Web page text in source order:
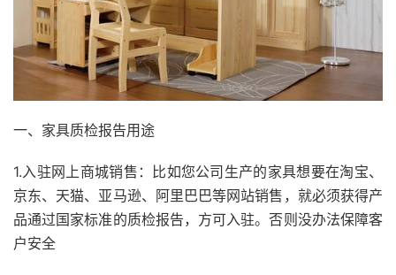
一、家具质检报告用途
1.入驻网上商城销售：比如您公司生产的家具想要在淘宝、
京东、天猫、亚马逊、阿里巴巴等网站销售，就必须获得产
品通过国家标准的质检报告，方可入驻。否则没办法保障客
户安全